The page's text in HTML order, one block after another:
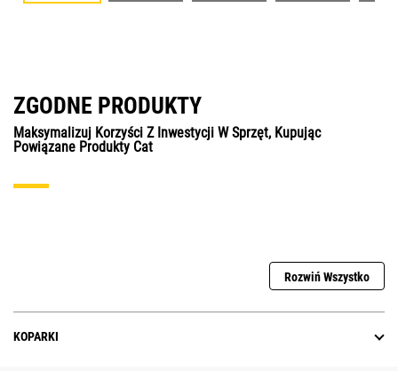
ZGODNE PRODUKTY
Maksymalizuj Korzyści Z Inwestycji W Sprzęt, Kupując
Powiązane Produkty Cat
Rozwiń Wszystko
KOPARKI